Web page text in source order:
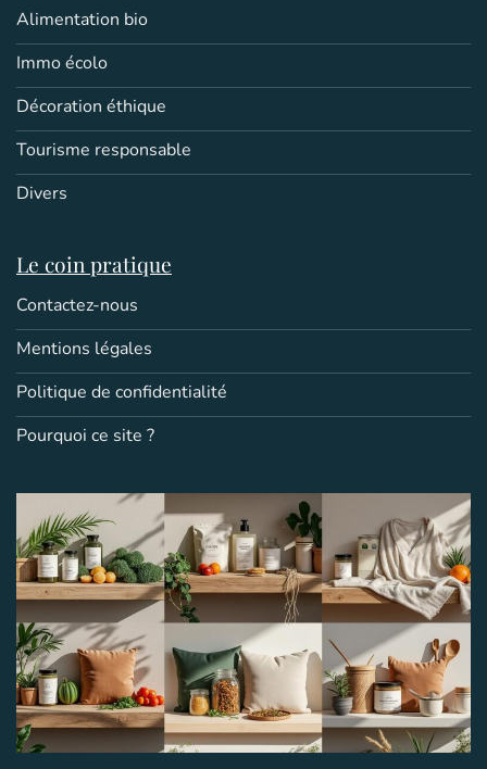
Alimentation bio
Immo écolo
Décoration éthique
Tourisme responsable
Divers
Le coin pratique
Contactez-nous
Mentions légales
Politique de confidentialité
Pourquoi ce site ?